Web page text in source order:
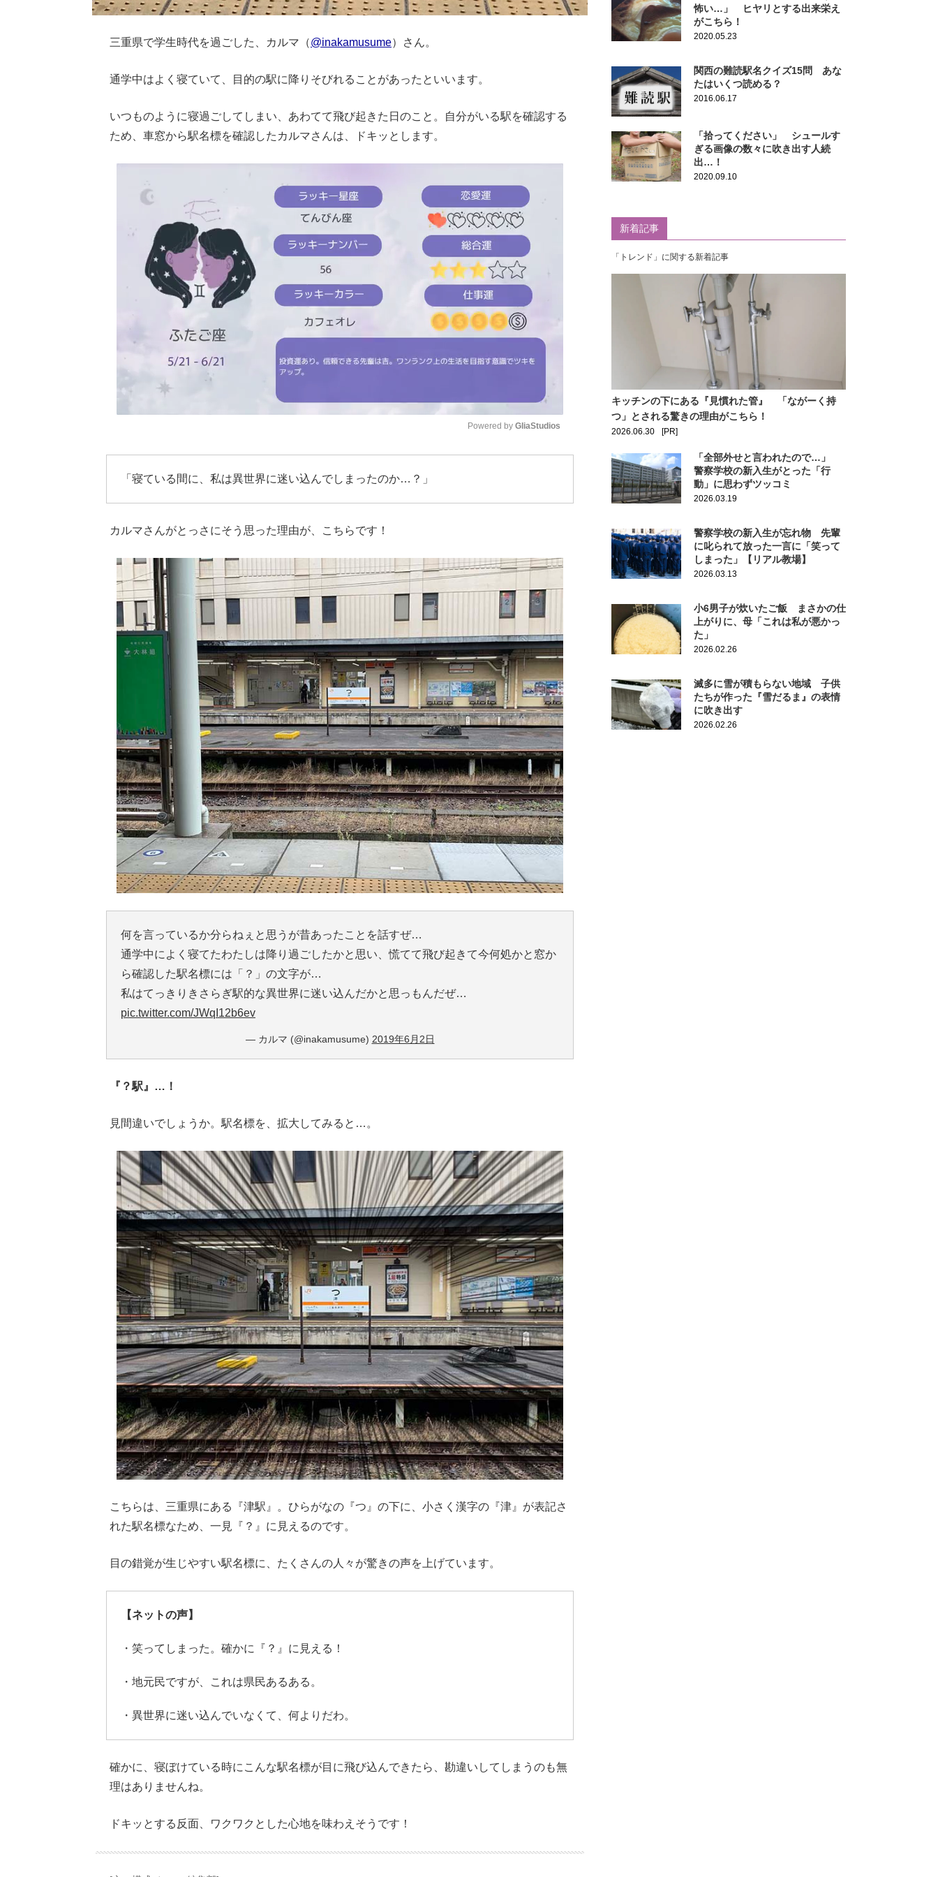
三重県で学生時代を過ごした、カルマ（@inakamusume）さん。
通学中はよく寝ていて、目的の駅に降りそびれることがあったといいます。
いつものように寝過ごしてしまい、あわてて飛び起きた日のこと。自分がいる駅を確認する
ため、車窓から駅名標を確認したカルマさんは、ドキッとします。
Powered by GliaStudios
「寝ている間に、私は異世界に迷い込んでしまったのか…？」
カルマさんがとっさにそう思った理由が、こちらです！
何を言っているか分らねぇと思うが昔あったことを話すぜ…
通学中によく寝てたわたしは降り過ごしたかと思い、慌てて飛び起きて今何処かと窓か
ら確認した駅名標には「？」の文字が…
私はてっきりきさらぎ駅的な異世界に迷い込んだかと思っもんだぜ…
pic.twitter.com/JWqI12b6ev
— カルマ (@inakamusume) 2019年6月2日
『？駅』…！
見間違いでしょうか。駅名標を、拡大してみると…。
こちらは、三重県にある『津駅』。ひらがなの『つ』の下に、小さく漢字の『津』が表記さ
れた駅名標なため、一見『？』に見えるのです。
目の錯覚が生じやすい駅名標に、たくさんの人々が驚きの声を上げています。
【ネットの声】
・笑ってしまった。確かに『？』に見える！
・地元民ですが、これは県民あるある。
・異世界に迷い込んでいなくて、何よりだわ。
確かに、寝ぼけている時にこんな駅名標が目に飛び込んできたら、勘違いしてしまうのも無
理はありませんね。
ドキッとする反面、ワクワクとした心地を味わえそうです！
怖い…」 ヒヤリとする出来栄え
がこちら！
2020.05.23
関西の難読駅名クイズ15問 あな
たはいくつ読める？
2016.06.17
「拾ってください」 シュールす
ぎる画像の数々に吹き出す人続
出…！
2020.09.10
新着記事
「トレンド」に関する新着記事
キッチンの下にある『見慣れた管』 「ながーく持
つ」とされる驚きの理由がこちら！
2026.06.30 [PR]
「全部外せと言われたので…」
警察学校の新入生がとった「行
動」に思わずツッコミ
2026.03.19
警察学校の新入生が忘れ物 先輩
に叱られて放った一言に「笑って
しまった」【リアル教場】
2026.03.13
小6男子が炊いたご飯 まさかの仕
上がりに、母「これは私が悪かっ
た」
2026.02.26
滅多に雪が積もらない地域 子供
たちが作った『雪だるま』の表情
に吹き出す
2026.02.26